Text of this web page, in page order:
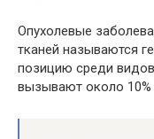
Опухолевые
тканей называются
позицию среди
вызывают около 10%